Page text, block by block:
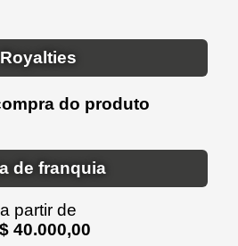
Royalties
do produto
de franquia
a partir de
40.000,00